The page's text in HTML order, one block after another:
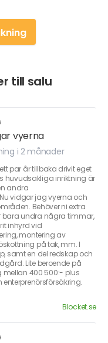
till salu
vyerna
i 2 månader
par år tillbaka drivit eget
huvudsakliga inriktning är
andra
vidgar jag vyerna och
Behöver ni extra
bara undra några timmar,
inhyrd vid
montering av
på tak, mm. I
samt en del redskap och
Lite beroende på
mellan 400 500:- plus
Blocket.se